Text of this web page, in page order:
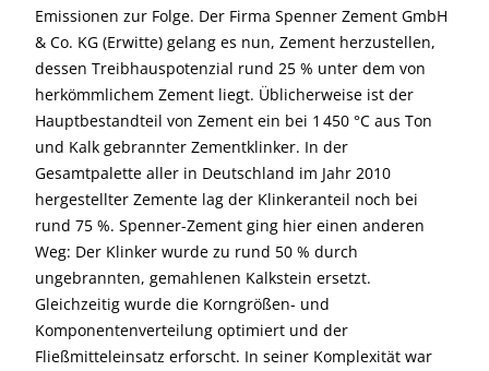
Emissionen zur Folge. Der Firma Spenner Zement GmbH
& Co. KG (Erwitte) gelang es nun, Zement herzustellen,
dessen Treibhauspotenzial rund 25 % unter dem von
herkömmlichem Zement liegt. Üblicherweise ist der
Hauptbestandteil von Zement ein bei 1 450 °C aus Ton
und Kalk gebrannter Zementklinker. In der
Gesamtpalette aller in Deutschland im Jahr 2010
hergestellter Zemente lag der Klinkeranteil noch bei
rund 75 %. Spenner-Zement ging hier einen anderen
Weg: Der Klinker wurde zu rund 50 % durch
ungebrannten, gemahlenen Kalkstein ersetzt.
Gleichzeitig wurde die Korngrößen- und
Komponentenverteilung optimiert und der
Fließmitteleinsatz erforscht. In seiner Komplexität war